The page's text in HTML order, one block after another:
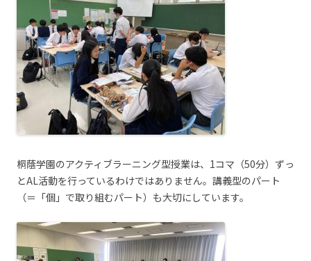
桐蔭学園のアクティブラーニング型授業は、1コマ（50分）ずっ
とAL活動を行っているわけではありません。講義型のパート
（＝「個」で取り組むパート）も大切にしています。